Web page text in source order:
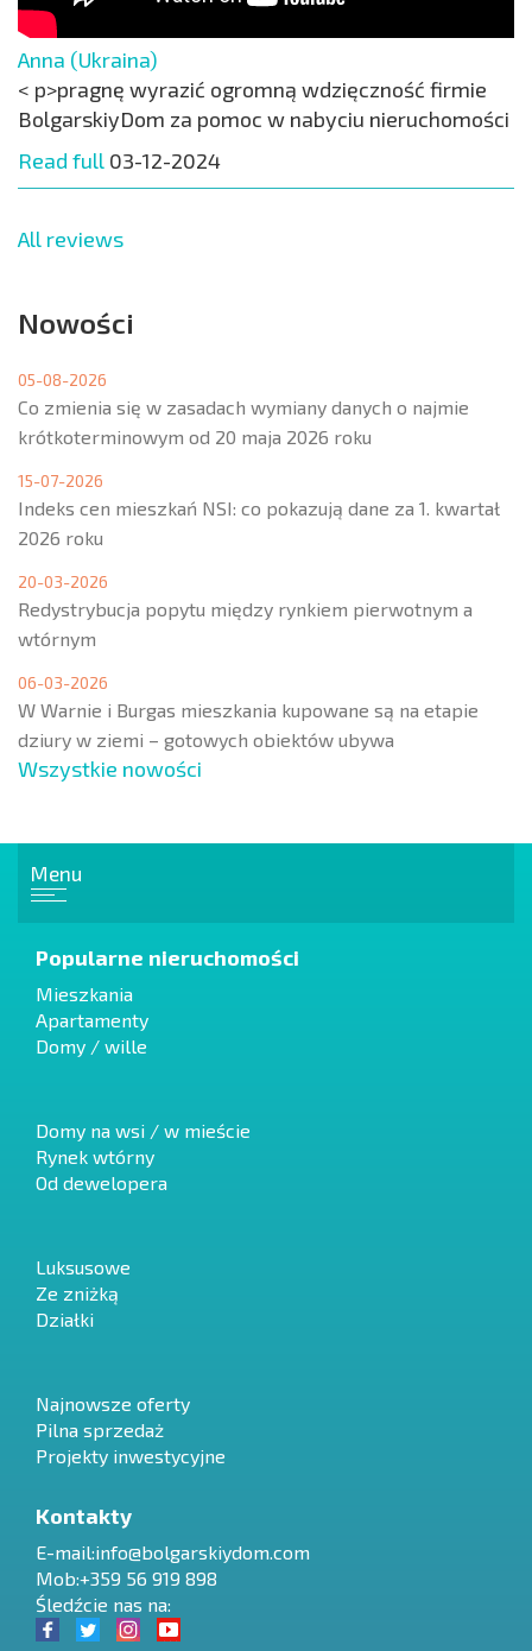
Anna (Ukraina)
< p>pragnę wyrazić ogromną wdzięczność firmie
BolgarskiyDom za pomoc w nabyciu nieruchomości
Read full 03-12-2024
All reviews
Nowości
05-08-2026
Co zmienia się w zasadach wymiany danych o najmie
krótkoterminowym od 20 maja 2026 roku
15-07-2026
Indeks cen mieszkań NSI: co pokazują dane za 1. kwartał
2026 roku
20-03-2026
Redystrybucja popytu między rynkiem pierwotnym a
wtórnym
06-03-2026
W Warnie i Burgas mieszkania kupowane są na etapie
dziury w ziemi – gotowych obiektów ubywa
Wszystkie nowości
Menu
Popularne nieruchomości
Mieszkania
Apartamenty
Domy / wille
Domy na wsi / w mieście
Rynek wtórny
Od dewelopera
Luksusowe
Ze zniżką
Działki
Najnowsze oferty
Pilna sprzedaż
Projekty inwestycyjne
Kontakty
E-mail:info@bolgarskiydom.com
Mob:+359 56 919 898
Śledźcie nas na: